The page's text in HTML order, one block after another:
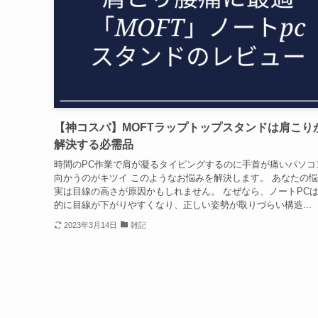
【神コスパ】MOFTラップトップスタンドは肩こり
解決する必需品
時間のPC作業で肩が凝るタイピングするのに手首が痛いパソコ
向かうのがキツイ このようなお悩みを解決します。 あなたの悩
実は目線の高さが原因かもしれません。 なぜなら、ノートPC
的に目線が下がりやすくなり、正しい姿勢が取りづらい構造...
2023年3月14日 雑記